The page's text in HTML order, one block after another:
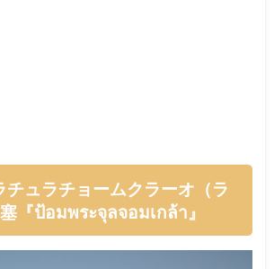
チュラチョームクラーオ（ラ
『ป้อมพระจุลจอมเกล้า』